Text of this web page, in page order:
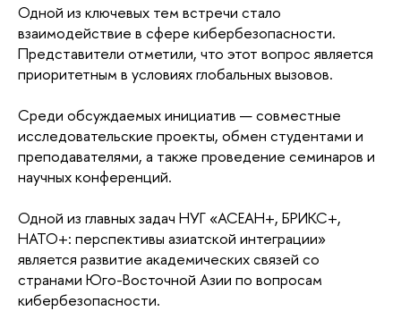
Одной из ключевых тем встречи стало
взаимодействие в сфере кибербезопасности.
Представители отметили, что этот вопрос является
приоритетным в условиях глобальных вызовов.
Среди обсуждаемых инициатив — совместные
исследовательские проекты, обмен студентами и
преподавателями, а также проведение семинаров и
научных конференций.
Одной из главных задач НУГ «АСЕАН+, БРИКС+,
НАТО+: перспективы азиатской интеграции»
является развитие академических связей со
странами Юго-Восточной Азии по вопросам
кибербезопасности.